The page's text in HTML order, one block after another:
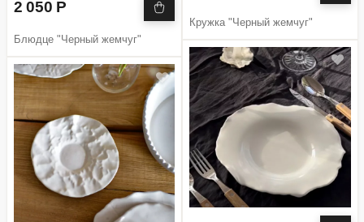
2 050 Р
Блюдце "Черный жемчуг"
Кружка "Черный жемчуг"